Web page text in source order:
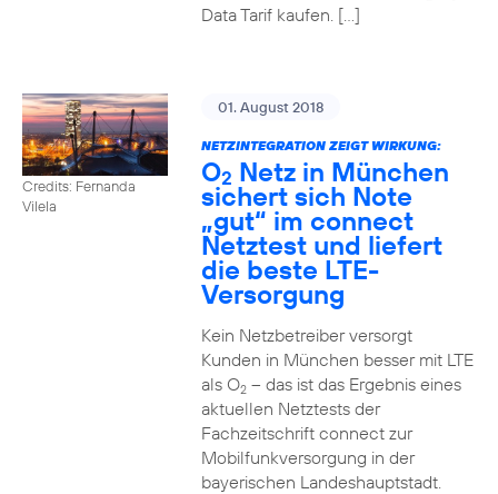
Data Tarif kaufen. […]
Credits: Fernanda
Vilela
01. August 2018
NETZINTEGRATION ZEIGT WIRKUNG:
O2 Netz in München
sichert sich Note
„gut“ im connect
Netztest und liefert
die beste LTE-
Versorgung
Kein Netzbetreiber versorgt
Kunden in München besser mit LTE
als O2– das ist das Ergebnis eines
aktuellen Netztests der
Fachzeitschrift connect zur
Mobilfunkversorgung in der
bayerischen Landeshauptstadt.